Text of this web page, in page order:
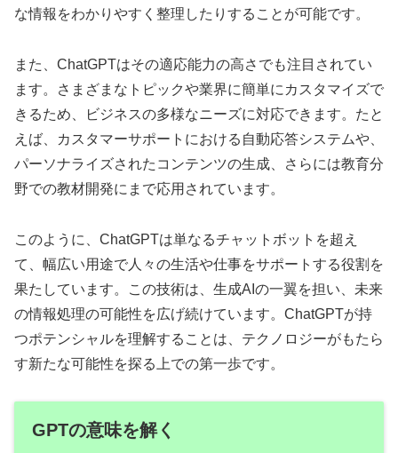
な情報をわかりやすく整理したりすることが可能です。
また、ChatGPTはその適応能力の高さでも注目されてい
ます。さまざまなトピックや業界に簡単にカスタマイズで
きるため、ビジネスの多様なニーズに対応できます。たと
えば、カスタマーサポートにおける自動応答システムや、
パーソナライズされたコンテンツの生成、さらには教育分
野での教材開発にまで応用されています。
このように、ChatGPTは単なるチャットボットを超え
て、幅広い用途で人々の生活や仕事をサポートする役割を
果たしています。この技術は、生成AIの一翼を担い、未来
の情報処理の可能性を広げ続けています。ChatGPTが持
つポテンシャルを理解することは、テクノロジーがもたら
す新たな可能性を探る上での第一歩です。
GPTの意味を解く